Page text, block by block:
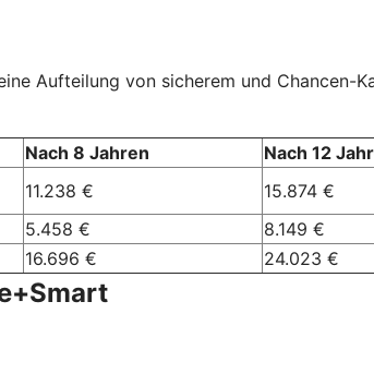
Aufteilung von sicherem und Chancen-
Nach 8 Jahren Nach 12
11.238 € 15.874 €
5.458 € 8.149 €
16.696 € 24.023 €